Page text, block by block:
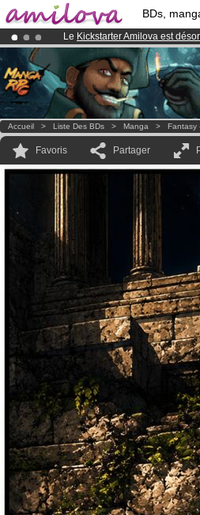
BDs,
Le Kickstarter Amilova est
Déjà 100000membreset 1000
Abonnement premium: à partir
Accueil > Liste Des BDs > Manga > Fantasy
Favoris Partager